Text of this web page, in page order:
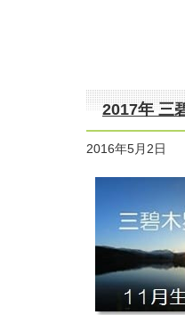
2017年 三
2016年5月2日